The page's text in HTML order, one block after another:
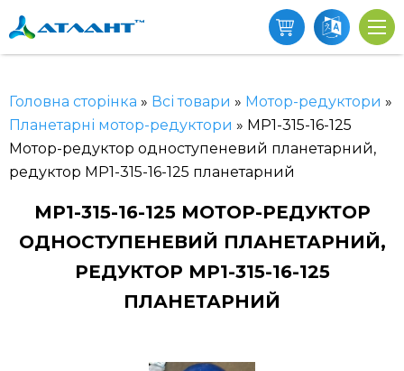
Головна сторінка » Всі товари » Мотор-редуктори »
Планетарні мотор-редуктори » МР1-315-16-125
Мотор-редуктор одноступеневий планетарний,
редуктор МР1-315-16-125 планетарний
МР1-315-16-125 МОТОР-РЕДУКТОР
ОДНОСТУПЕНЕВИЙ ПЛАНЕТАРНИЙ,
РЕДУКТОР МР1-315-16-125
ПЛАНЕТАРНИЙ